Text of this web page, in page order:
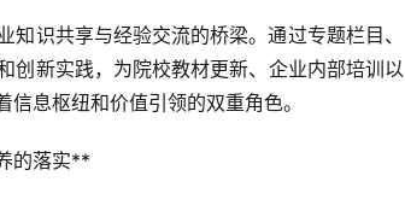
识共享与经验交流的桥梁。通过专题栏目、
创新实践，为院校教材更新、企业内部培训以
息枢纽和价值引领的双重角色。
的落实**